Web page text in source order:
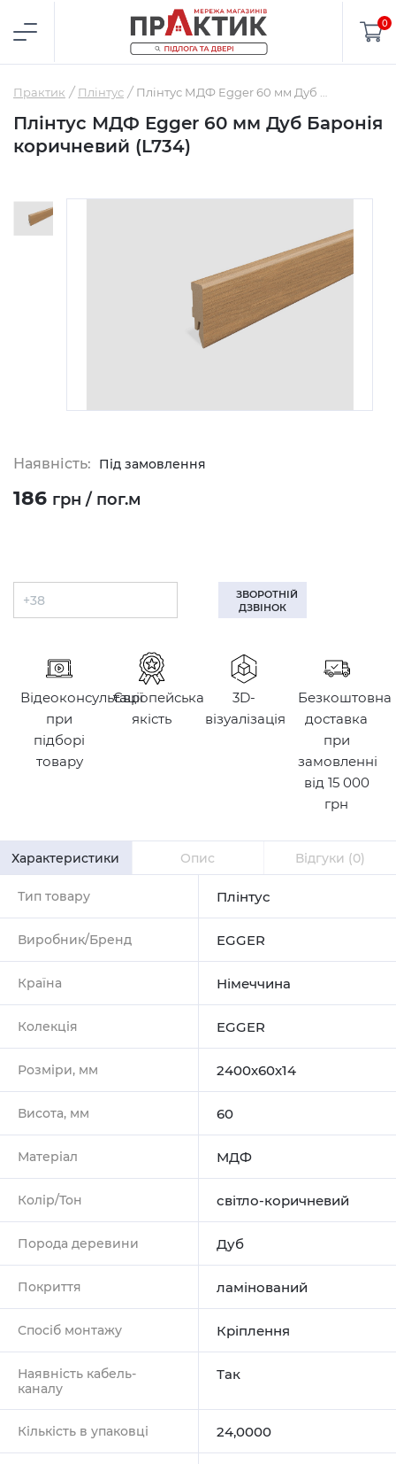
0
Практик Плінтус
Плінтус МДФ Egger 60 мм Дуб Баронія
коричневий (L734)
Наявність: Під замовлення
186 грн / пог.м
ЗВОРОТНІЙ
ДЗВІНОК
Відеоконсультації
при
підборі
товару
Європейська
якість
3D-
візуалізація
Безкоштовна
доставка
при
замовленні
від 15 000
грн
Характеристики Опис Відгуки (0)
Тип товару Плінтус
Виробник/Бренд EGGER
Країна Німеччина
Колекція EGGER
Розміри, мм 2400х60х14
Висота, мм 60
Матеріал МДФ
Колір/Тон світло-коричневий
Порода деревини Дуб
Покриття ламінований
Спосіб монтажу Кріплення
Наявність кабель-
каналу
Так
Кількість в упаковці 24,0000